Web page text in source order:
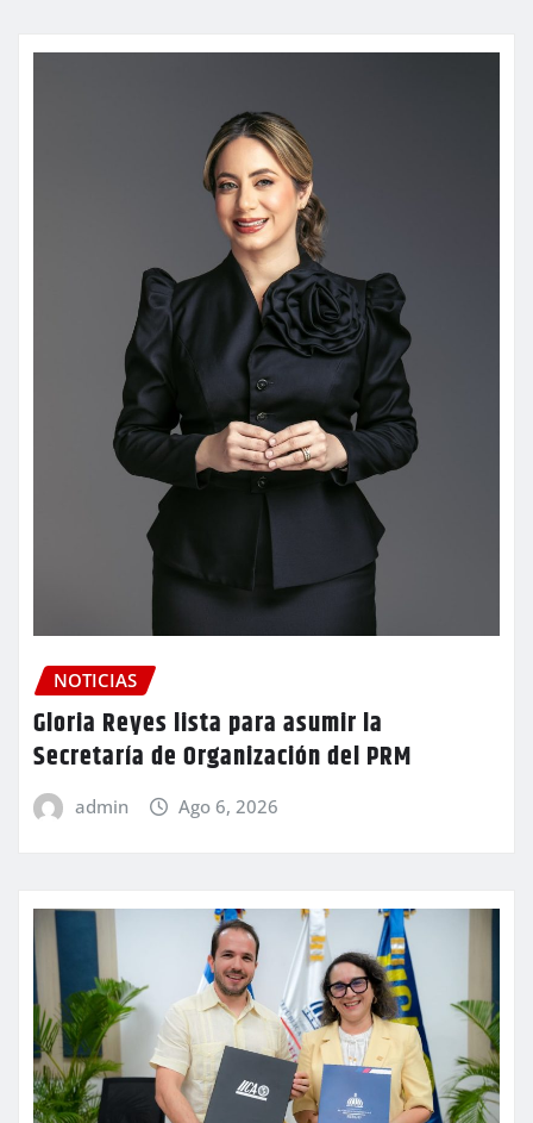
NOTICIAS
Gloria Reyes lista para asumir la
Secretaría de Organización del PRM
admin Ago 6, 2026